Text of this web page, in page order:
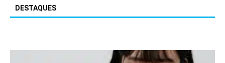
DESTAQUES